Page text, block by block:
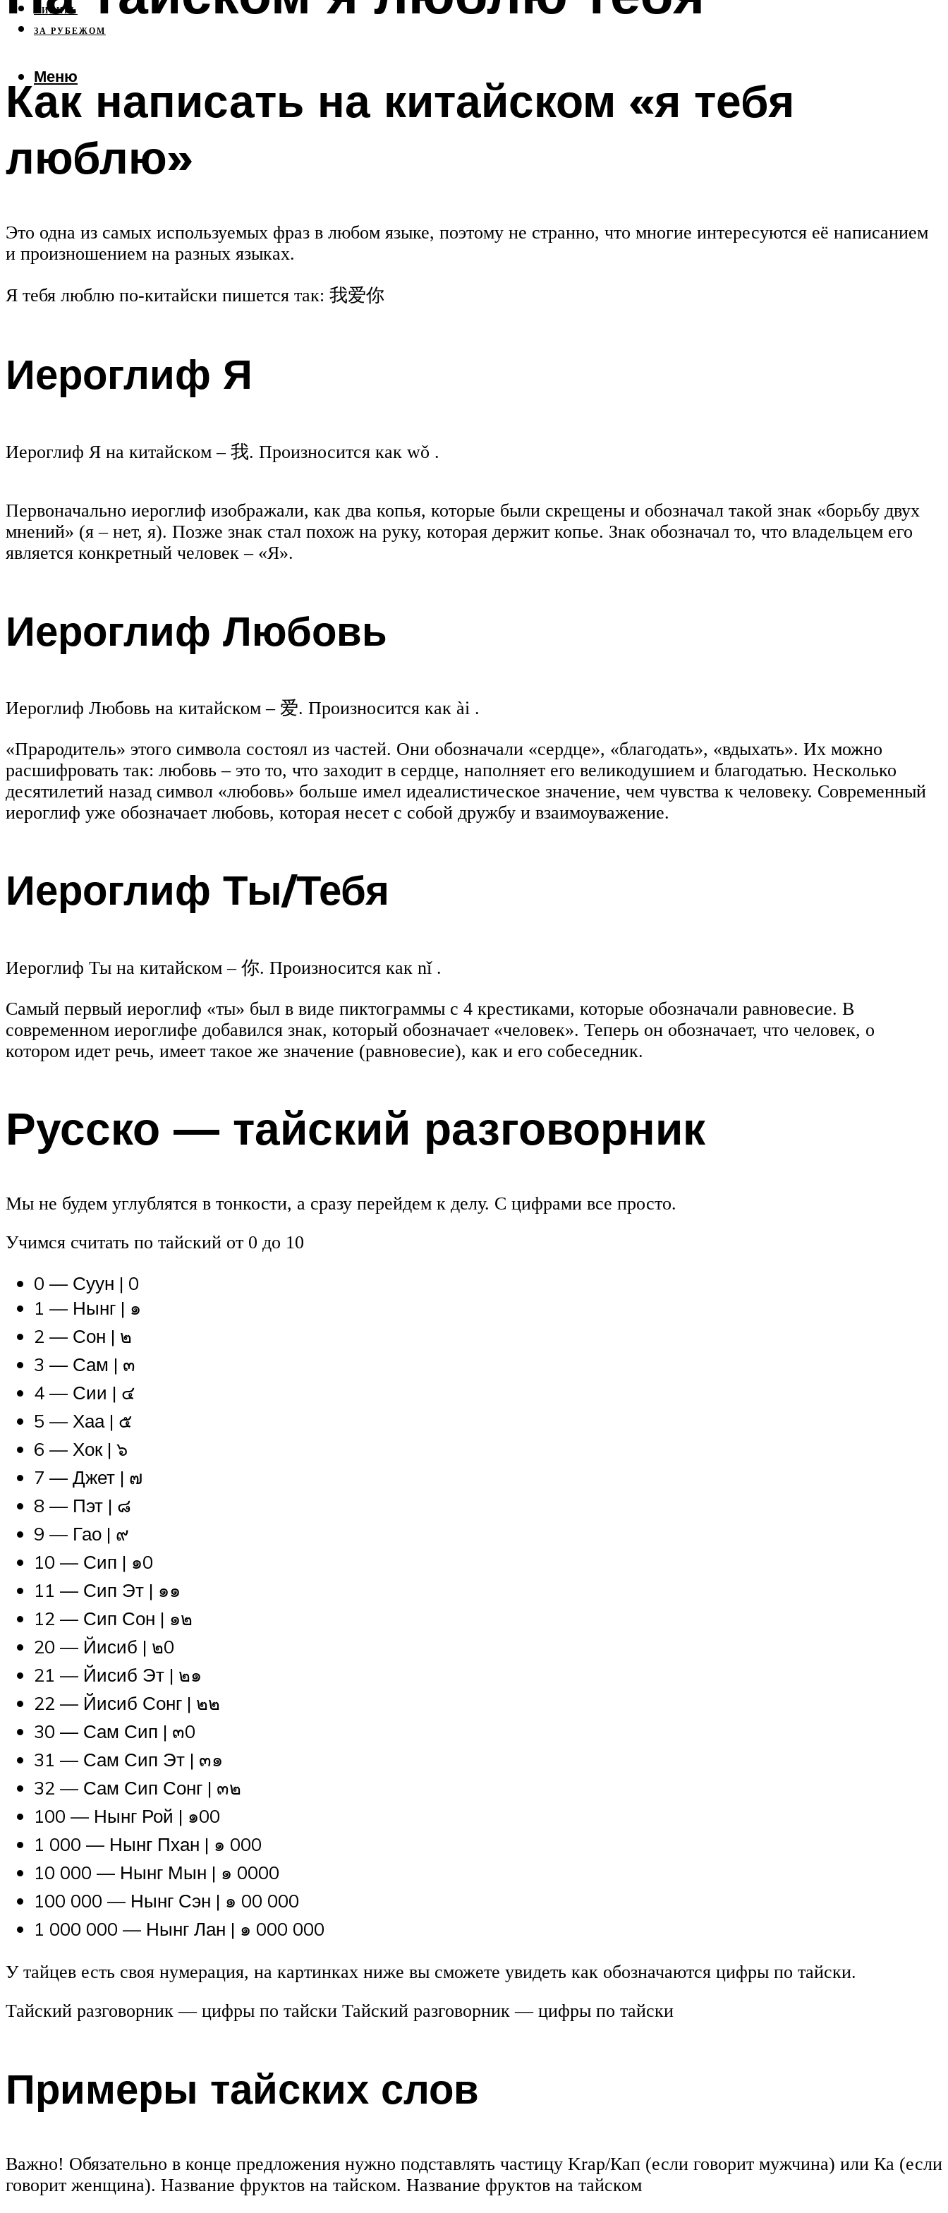
СИБИРЬ
ЗА РУБЕЖОМ
Меню
Как написать на китайском «я тебя
люблю»
Это одна из самых используемых фраз в любом языке, поэтому не странно, что многие интересуются её написанием
и произношением на разных языках.
Я тебя люблю по-китайски пишется так: 我爱你
Иероглиф Я
Иероглиф Я на китайском – 我. Произносится как wǒ .
Первоначально иероглиф изображали, как два копья, которые были скрещены и обозначал такой знак «борьбу двух
мнений» (я – нет, я). Позже знак стал похож на руку, которая держит копье. Знак обозначал то, что владельцем его
является конкретный человек – «Я».
Иероглиф Любовь
Иероглиф Любовь на китайском – 爱. Произносится как ài .
«Прародитель» этого символа состоял из частей. Они обозначали «сердце», «благодать», «вдыхать». Их можно
расшифровать так: любовь – это то, что заходит в сердце, наполняет его великодушием и благодатью. Несколько
десятилетий назад символ «любовь» больше имел идеалистическое значение, чем чувства к человеку. Современный
иероглиф уже обозначает любовь, которая несет с собой дружбу и взаимоуважение.
Иероглиф Ты/Тебя
Иероглиф Ты на китайском – 你. Произносится как nǐ .
Самый первый иероглиф «ты» был в виде пиктограммы с 4 крестиками, которые обозначали равновесие. В
современном иероглифе добавился знак, который обозначает «человек». Теперь он обозначает, что человек, о
котором идет речь, имеет такое же значение (равновесие), как и его собеседник.
Русско — тайский разговорник
Мы не будем углублятся в тонкости, а сразу перейдем к делу. С цифрами все просто.
Учимся считать по тайский от 0 до 10
0 — Суун | 0
1 — Нынг | ๑
2 — Сон | ๒
3 — Сам | ๓
4 — Сии | ๔
5 — Хаа | ๕
6 — Хок | ๖
7 — Джет | ๗
8 — Пэт | ๘
9 — Гао | ๙
10 — Сип | ๑0
11 — Сип Эт | ๑๑
12 — Сип Сон | ๑๒
20 — Йисиб | ๒0
21 — Йисиб Эт | ๒๑
22 — Йисиб Сонг | ๒๒
30 — Сам Сип | ๓0
31 — Сам Сип Эт | ๓๑
32 — Сам Сип Сонг | ๓๒
100 — Нынг Рой | ๑00
1 000 — Нынг Пхан | ๑ 000
10 000 — Нынг Мын | ๑ 0000
100 000 — Нынг Сэн | ๑ 00 000
1 000 000 — Нынг Лан | ๑ 000 000
У тайцев есть своя нумерация, на картинках ниже вы сможете увидеть как обозначаются цифры по тайски.
Тайский разговорник — цифры по тайски Тайский разговорник — цифры по тайски
Примеры тайских слов
Важно! Обязательно в конце предложения нужно подставлять частицу Krap/Кап (если говорит мужчина) или Ка (если
говорит женщина). Название фруктов на тайском. Название фруктов на тайском